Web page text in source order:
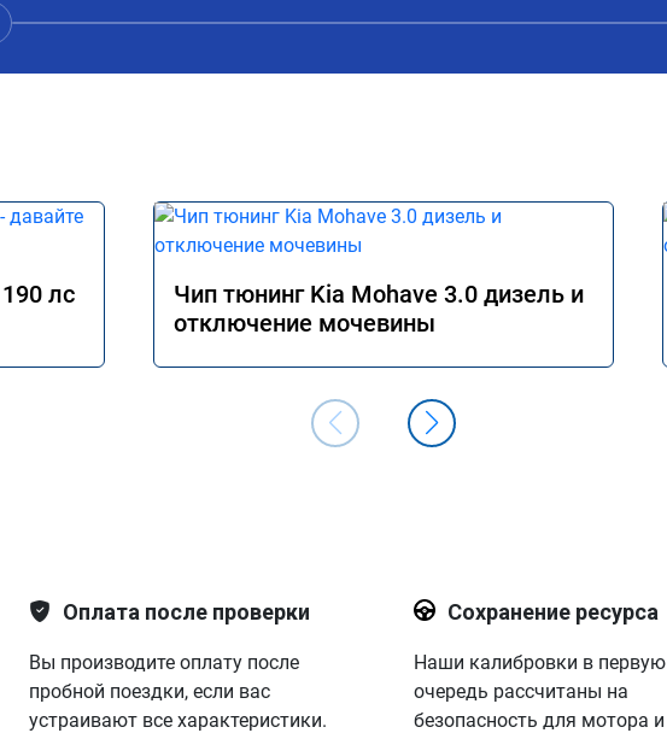
лс
Чип тюнинг Kia Mohave 3.0 дизель и
отключение мочевины
Оплата после проверки
Вы производите оплату после
пробной поездки, если вас
устраивают все характеристики.
Сохранение ресурса
Наши калибровки в первую
очередь рассчитаны на
безопасность для мотора и